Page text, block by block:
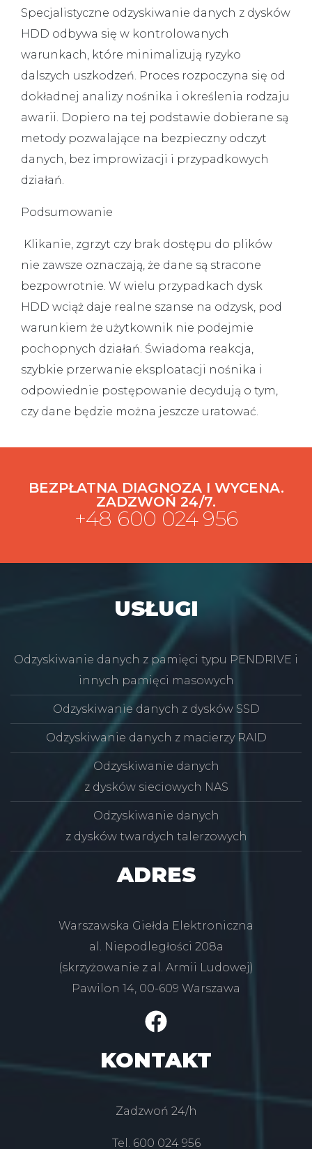
Specjalistyczne odzyskiwanie danych z dysków
HDD odbywa się w kontrolowanych
warunkach, które minimalizują ryzyko
dalszych uszkodzeń. Proces rozpoczyna się od
dokładnej analizy nośnika i określenia rodzaju
awarii. Dopiero na tej podstawie dobierane są
metody pozwalające na bezpieczny odczyt
danych, bez improwizacji i przypadkowych
działań.
Podsumowanie
Klikanie, zgrzyt czy brak dostępu do plików
nie zawsze oznaczają, że dane są stracone
bezpowrotnie. W wielu przypadkach dysk
HDD wciąż daje realne szanse na odzysk, pod
warunkiem że użytkownik nie podejmie
pochopnych działań. Świadoma reakcja,
szybkie przerwanie eksploatacji nośnika i
odpowiednie postępowanie decydują o tym,
czy dane będzie można jeszcze uratować.
BEZPŁATNA DIAGNOZA I WYCENA.
ZADZWOŃ 24/7.
+48 600 024 956
USŁUGI
Odzyskiwanie danych z pamięci typu PENDRIVE i
innych pamięci masowych
Odzyskiwanie danych z dysków SSD
Odzyskiwanie danych z macierzy RAID
Odzyskiwanie danych
z dysków sieciowych NAS
Odzyskiwanie danych
z dysków twardych talerzowych
ADRES
Warszawska Giełda Elektroniczna
al. Niepodległości 208a
(skrzyżowanie z al. Armii Ludowej)
Pawilon 14, 00-609 Warszawa
KONTAKT
Zadzwoń 24/h
Tel. 600 024 956